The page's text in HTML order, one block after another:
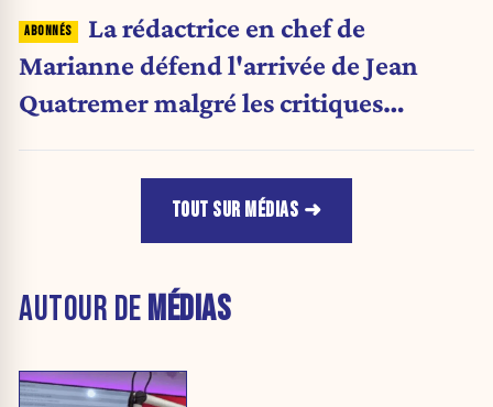
La rédactrice en chef de
Marianne défend l'arrivée de Jean
Quatremer malgré les critiques
TOUT SUR MÉDIAS
AUTOUR DEMÉDIAS